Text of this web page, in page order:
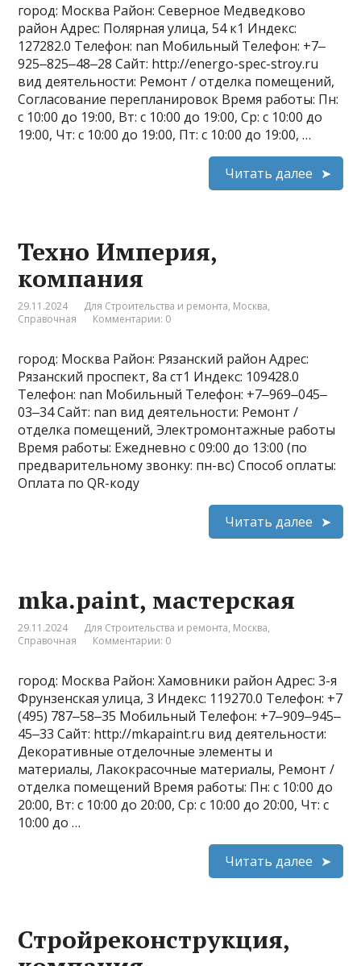
город: Москва Район: Северное Медведково
район Адрес: Полярная улица, 54 к1 Индекс:
127282.0 Телефон: nan Мобильный Телефон: +7‒
925‒825‒48‒28 Сайт: http://energo-spec-stroy.ru
вид деятельности: Ремонт / отделка помещений,
Согласование перепланировок Время работы: Пн:
с 10:00 до 19:00, Вт: с 10:00 до 19:00, Ср: с 10:00 до
19:00, Чт: с 10:00 до 19:00, Пт: с 10:00 до 19:00, …
Читать далее
Техно Империя,
компания
29.11.2024 Для Строительства и ремонта, Москва,
Справочная
Комментарии: 0
город: Москва Район: Рязанский район Адрес:
Рязанский проспект, 8а ст1 Индекс: 109428.0
Телефон: nan Мобильный Телефон: +7‒969‒045‒
03‒34 Сайт: nan вид деятельности: Ремонт /
отделка помещений, Электромонтажные работы
Время работы: Ежедневно с 09:00 до 13:00 (по
предварительному звонку: пн-вс) Способ оплаты:
Оплата по QR-коду
Читать далее
mka.paint, мастерская
29.11.2024 Для Строительства и ремонта, Москва,
Справочная
Комментарии: 0
город: Москва Район: Хамовники район Адрес: 3-я
Фрунзенская улица, 3 Индекс: 119270.0 Телефон: +7
(495) 787‒58‒35 Мобильный Телефон: +7‒909‒945‒
45‒33 Сайт: http://mkapaint.ru вид деятельности:
Декоративные отделочные элементы и
материалы, Лакокрасочные материалы, Ремонт /
отделка помещений Время работы: Пн: с 10:00 до
20:00, Вт: с 10:00 до 20:00, Ср: с 10:00 до 20:00, Чт: с
10:00 до …
Читать далее
Стройреконструкция,